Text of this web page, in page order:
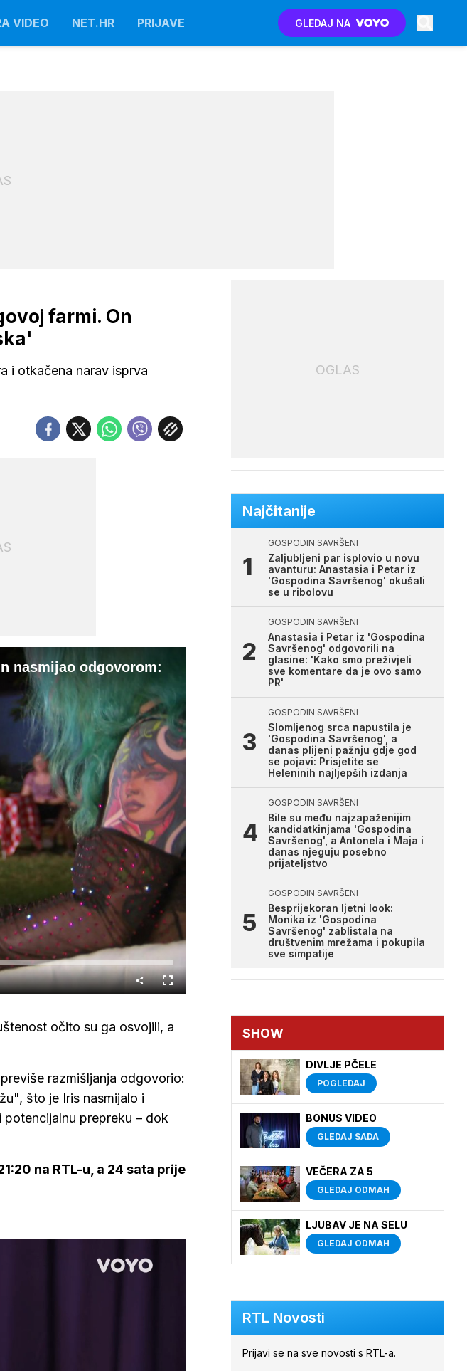
VIDEO NET.HR PRIJAVE GLEDAJ NA
farmi. On
i otkačena narav isprva
nasmijao odgovorom:
Cijeli
zaslon
očito su ga osvojili, a
razmišljanja odgovorio:
što je Iris nasmijalo i
prepreku – dok
na RTL-u, a 24 sata prije
OGLAS
Najčitanije
GOSPODIN SAVRŠENI
Zaljubljeni par isplovio u novu
avanturu: Anastasia i Petar iz
'Gospodina Savršenog' okušali
se u ribolovu
GOSPODIN SAVRŠENI
Anastasia i Petar iz 'Gospodina
Savršenog' odgovorili na
glasine: 'Kako smo preživjeli
sve komentare da je ovo samo
PR'
GOSPODIN SAVRŠENI
Slomljenog srca napustila je
'Gospodina Savršenog', a
danas plijeni pažnju gdje god
se pojavi: Prisjetite se
Heleninih najljepših izdanja
GOSPODIN SAVRŠENI
Bile su među najzapaženijim
kandidatkinjama 'Gospodina
Savršenog', a Antonela i Maja i
danas njeguju posebno
prijateljstvo
GOSPODIN SAVRŠENI
Besprijekoran ljetni look:
Monika iz 'Gospodina
Savršenog' zablistala na
društvenim mrežama i pokupila
sve simpatije
SHOW
DIVLJE PČELE
POGLEDAJ
BONUS VIDEO
GLEDAJ SADA
VEČERA ZA 5
GLEDAJ ODMAH
LJUBAV JE NA SELU
GLEDAJ ODMAH
RTL Novosti
Prijavi se na sve novosti s RTL-a.